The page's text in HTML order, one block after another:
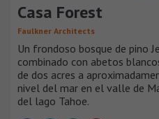
Casa Forest
Faulkner Architects
Un frondoso bosque de pino
combinado con abetos
de dos acres a
nivel del mar en el valle de
del lago Tahoe.